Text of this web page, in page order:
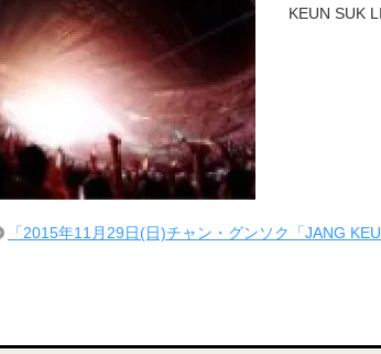
KEUN SUK
「2015年11月29日(日)チャン・グンソク「JANG